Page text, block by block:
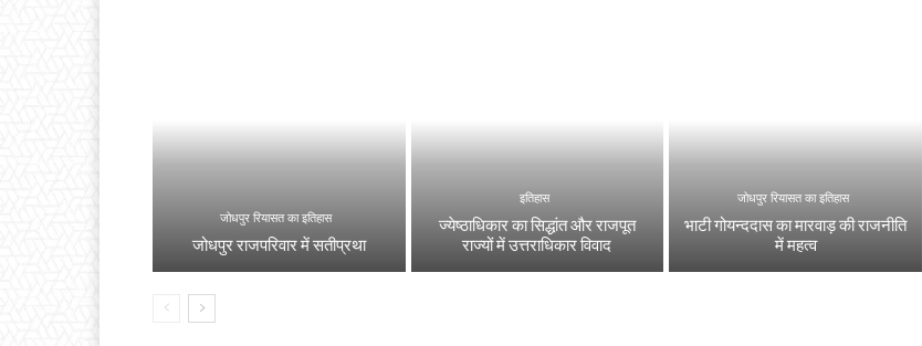
जोधपुर रियासत का इतिहास
जोधपुर राजपरिवार में सतीप्रथा
इतिहास
ज्येष्ठाधिकार का सिद्धांत और राजपूत
राज्यों में उत्तराधिकार विवाद
जोधपुर रियासत का इतिहास
भाटी गोयन्ददास का मारवाड़ की राजनीति
में महत्व